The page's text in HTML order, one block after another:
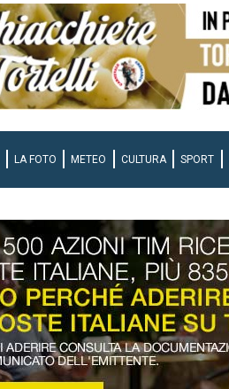
LA FOTO METEO CULTURA SPORT